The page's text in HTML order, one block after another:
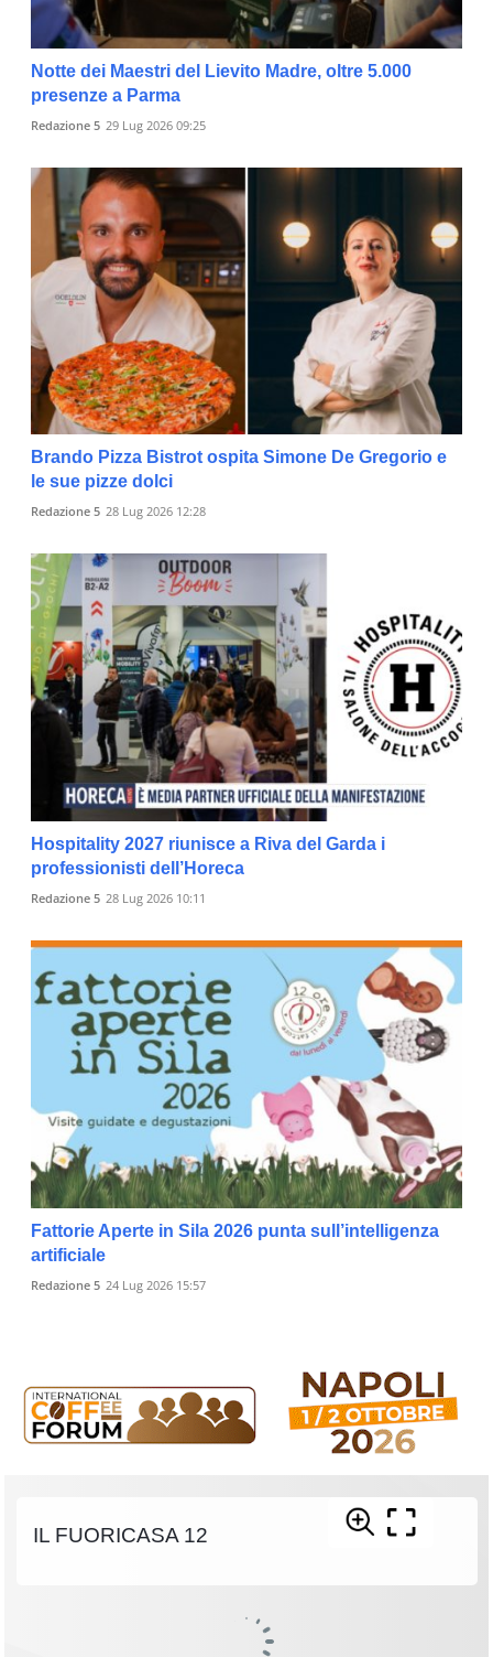
Notte dei Maestri del Lievito Madre, oltre 5.000
presenze a Parma
Redazione 5 29 Lug 2026 09:25
Brando Pizza Bistrot ospita Simone De Gregorio e
le sue pizze dolci
Redazione 5 28 Lug 2026 12:28
Hospitality 2027 riunisce a Riva del Garda i
professionisti dell’Horeca
Redazione 5 28 Lug 2026 10:11
Fattorie Aperte in Sila 2026 punta sull’intelligenza
artificiale
Redazione 5 24 Lug 2026 15:57